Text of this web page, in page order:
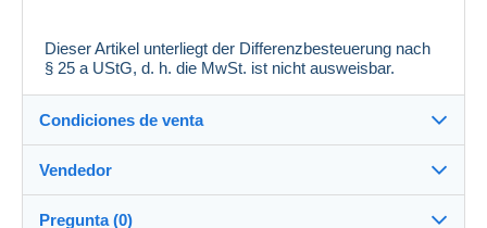
Dieser Artikel unterliegt der Differenzbesteuerung nach
§ 25 a UStG, d. h. die MwSt. ist nicht ausweisbar.
Condiciones de venta
Destino:
Ver la lista de países
Vendedor
Pregunta (0)